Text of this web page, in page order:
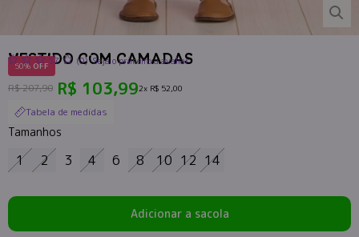
VESTIDO COM CAMADAS
(0) Seja o primeiro a avaliar
50% OFF
R$ 207,90 R$ 103,992x R$ 52,00
Tabela de medidas
Tamanhos
1 2 3 4 6 8 10 12 14
Adicionar a sacola